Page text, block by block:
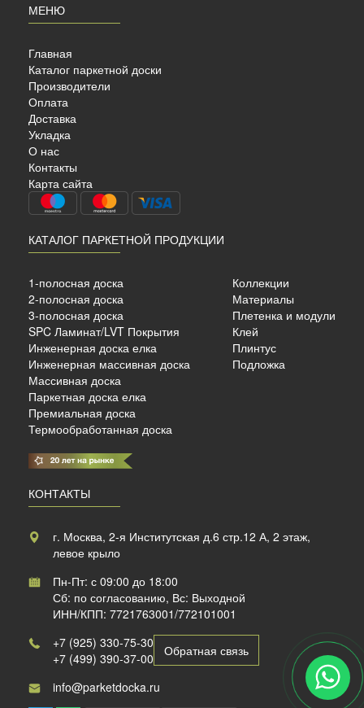
мм.
м²
МЕНЮ
Главная
Каталог паркетной доски
Производители
Оплата
Доставка
Укладка
О нас
Контакты
Карта сайта
КАТАЛОГ ПАРКЕТНОЙ ПРОДУКЦИИ
1-полосная доска
2-полосная доска
3-полосная доска
SPC Ламинат/LVT Покрытия
Инженерная доска елка
Инженерная массивная доска
Массивная доска
Паркетная доска елка
Премиальная доска
Термообработанная доска
Коллекции
Материалы
Плетенка и модули
Клей
Плинтус
Подложка
КОНТАКТЫ
г. Москва, 2-я Институтская д.6 стр.12 А, 2 этаж,
левое крыло
Пн-Пт: с 09:00 до 18:00
Сб: по согласованию, Вс: Выходной
ИНН/КПП: 7721763001/772101001
+7 (925) 330-75-30
+7 (499) 390-37-00
Обратная связь
info@parketdocka.ru